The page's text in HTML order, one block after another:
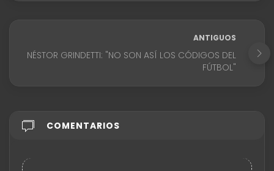
ANTIGUOS
NÉSTOR GRINDETTI: "NO SON ASÍ LOS CÓDIGOS DEL
FÚTBOL"
COMENTARIOS